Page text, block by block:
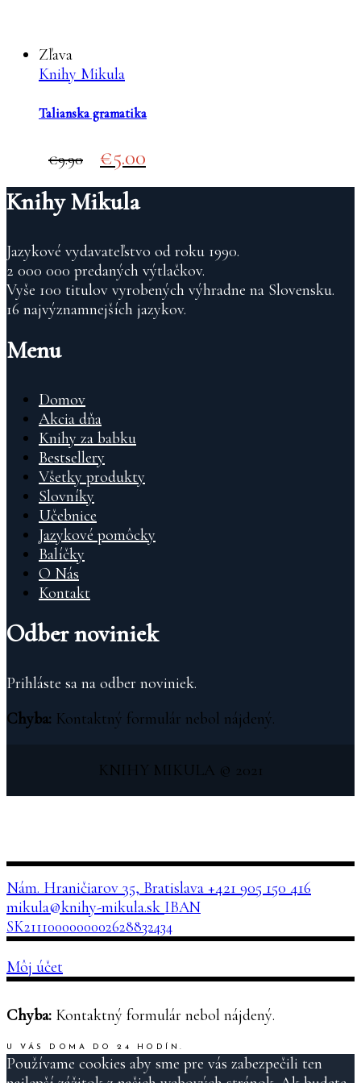
Zľava
Knihy Mikula
Talianska gramatika
9.90
Original
price
was:
€9.90.
5.00
price
is:
Knihy Mikula
Jazykové vydavateľstvo od roku 1990.
2 000 000 predaných výtlačkov.
Vyše 100 titulov vyrobených výhradne na Slovensku.
16 najvýznamnejších jazykov.
Menu
Domov
Akcia dňa
Knihy za babku
Bestsellery
Všetky produkty
Slovníky
Učebnice
Jazykové pomôcky
Balíčky
O Nás
Kontakt
Odber noviniek
Prihláste sa na odber noviniek.
Chyba: Kontaktný formulár nebol nájdený.
KNIHY MIKULA © 2021
Nám. Hraničiarov 35, Bratislava +421 905 150 416
mikula@knihy-mikula.sk IBAN
SK2111000000002628832434
Môj účet
Chyba: Kontaktný formulár nebol nájdený.
U VÁS DOMA DO 24 HODÍN.
Používame cookies aby sme pre vás zabezpečili ten